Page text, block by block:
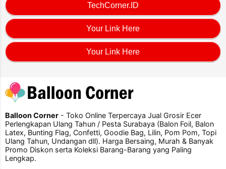
TechCorner.ID
Your Link Here
Your Link Here
Balloon Corner - Toko Online Terpercaya Jual Grosir Ecer
Perlengkapan Ulang Tahun / Pesta Surabaya (Balon Foil, Balon
Latex, Bunting Flag, Confetti, Goodie Bag, Lilin, Pom Pom, Topi
Ulang Tahun, Undangan dll). Harga Bersaing, Murah & Banyak
Promo Diskon serta Koleksi Barang-Barang yang Paling
Lengkap.